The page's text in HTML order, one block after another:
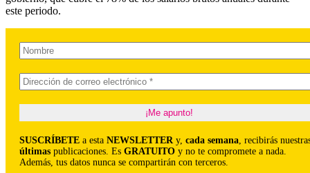
este periodo.
SUSCRÍBETE a esta NEWSLETTERy, cada semana, recibirás
últimas publicaciones. Es GRATUITO y no te compromete a nada.
Además, tus datos nunca se compartirán con terceros.